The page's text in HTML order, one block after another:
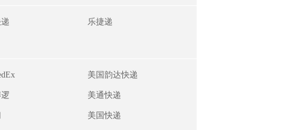
乐捷递
美国韵达快递
美通快递
美国快递